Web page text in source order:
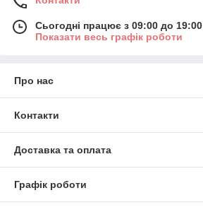
Сьогодні працює з 09:00 до 19:00
Показати весь графік роботи
Про нас
Контакти
Доставка та оплата
Графік роботи